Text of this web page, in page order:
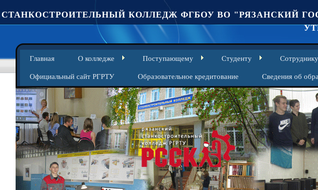
СТАНКОСТРОИТЕЛЬНЫЙ КОЛЛЕДЖ ФГБОУ ВО "РЯЗАНСКИЙ
Главная О колледже Поступающему Студенту Сотруднику
Официальный сайт РГРТУ Образовательное кредитование Сведения об